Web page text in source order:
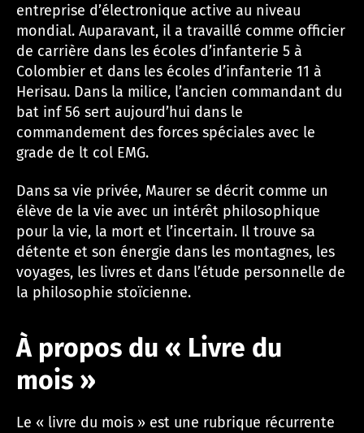
entreprise d’électronique active au niveau
mondial. Auparavant, il a travaillé comme officier
de carrière dans les écoles d’infanterie 5 à
Colombier et dans les écoles d’infanterie 11 à
Herisau. Dans la milice, l’ancien commandant du
bat inf 56 sert aujourd’hui dans le
commandement des forces spéciales avec le
grade de lt col EMG.
Dans sa vie privée, Maurer se décrit comme un
élève de la vie avec un intérêt philosophique
pour la vie, la mort et l’incertain. Il trouve sa
détente et son énergie dans les montagnes, les
voyages, les livres et dans l’étude personnelle de
la philosophie stoïcienne.
À propos du « Livre du
mois »
Le « livre du mois » est une rubrique récurrente